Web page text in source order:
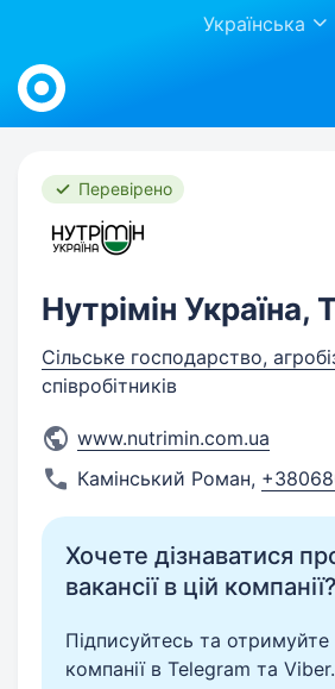
Українська
Work.ua
Перевірено
Нутрімін Україна,
Сільське господарство,
співробітників
www.nutrimin.com.ua
Камінський Роман,
Хочете дізнаватися
вакансії в цій компанії?
Підписуйтесь та отримуйте
компанії в Telegram та Viber.